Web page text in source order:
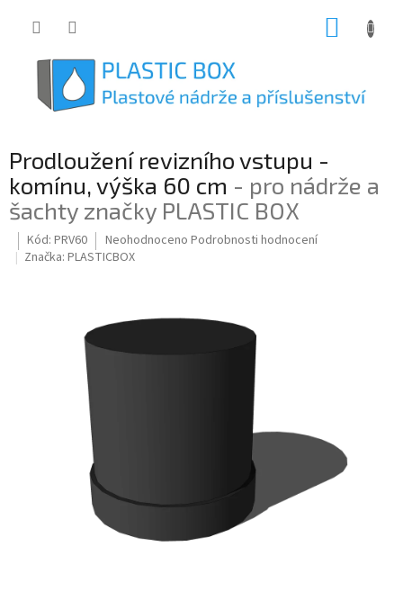
Prodloužení revizního vstupu -
komínu, výška 60 cm - pro nádrže a
šachty značky PLASTIC BOX
Kód: PRV60
Průměrné
hodnocení
z
hvězdiček.
Neohodnoceno Podrobnosti hodnocení
Značka: PLASTICBOX